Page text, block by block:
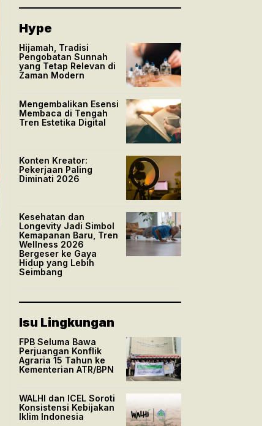
Hype
Hijamah, Tradisi
Pengobatan Sunnah
yang Tetap Relevan di
Zaman Modern
Mengembalikan Esensi
Membaca di Tengah
Tren Estetika Digital
Konten Kreator:
Pekerjaan Paling
Diminati 2026
Kesehatan dan
Longevity Jadi Simbol
Kemapanan Baru, Tren
Wellness 2026
Bergeser ke Gaya
Hidup yang Lebih
Seimbang
Isu Lingkungan
FPB Seluma Bawa
Perjuangan Konflik
Agraria 15 Tahun ke
Kementerian ATR/BPN
WALHI dan ICEL Soroti
Konsistensi Kebijakan
Iklim Indonesia